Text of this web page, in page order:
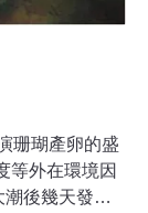
珊瑚產卵的盛
等外在環境因
後幾天發